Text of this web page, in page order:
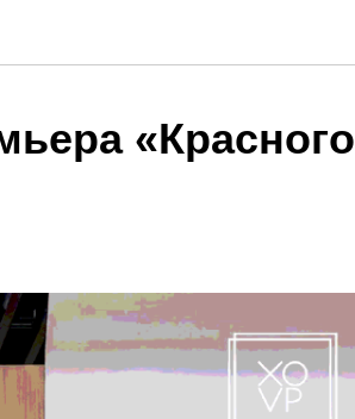
«Красного